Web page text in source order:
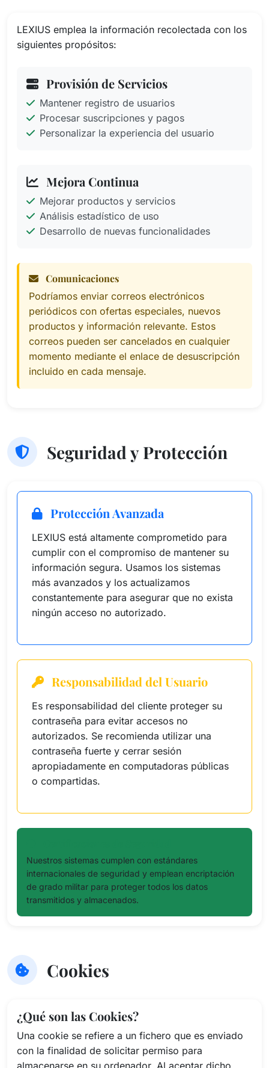
LEXIUS emplea la información recolectada con los
siguientes propósitos:
Provisión de Servicios
Mantener registro de usuarios
Procesar suscripciones y pagos
Personalizar la experiencia del usuario
Mejora Continua
Mejorar productos y servicios
Análisis estadístico de uso
Desarrollo de nuevas funcionalidades
Comunicaciones
Podríamos enviar correos electrónicos
periódicos con ofertas especiales, nuevos
productos y información relevante. Estos
correos pueden ser cancelados en cualquier
momento mediante el enlace de desuscripción
incluido en cada mensaje.
Seguridad y Protección
Protección Avanzada
LEXIUS está altamente comprometido para
cumplir con el compromiso de mantener su
información segura. Usamos los sistemas
más avanzados y los actualizamos
constantemente para asegurar que no exista
ningún acceso no autorizado.
Responsabilidad del Usuario
Es responsabilidad del cliente proteger su
contraseña para evitar accesos no
autorizados. Se recomienda utilizar una
contraseña fuerte y cerrar sesión
apropiadamente en computadoras públicas
o compartidas.
Nuestros sistemas cumplen con estándares
internacionales de seguridad y emplean encriptación
de grado militar para proteger todos los datos
transmitidos y almacenados.
Cookies
¿Qué son las Cookies?
Una cookie se refiere a un fichero que es enviado
con la finalidad de solicitar permiso para
almacenarse en su ordenador. Al aceptar dicho